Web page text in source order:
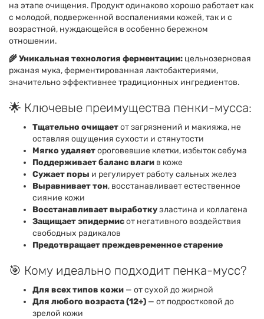
на этапе очищения. Продукт одинаково хорошо работает как
с молодой, подверженной воспалениями кожей, так и с
возрастной, нуждающейся в особенно бережном
отношении.
🌾 Уникальная технология ферментации: цельнозерновая
ржаная мука, ферментированная лактобактериями,
значительно эффективнее традиционных ингредиентов.
🌟 Ключевые преимущества пенки-мусса:
Тщательно очищаетот загрязнений и макияжа, не
оставляя ощущения сухости и стянутости
Мягко удаляетороговевшие клетки, избыток себума
Поддерживает баланс влаги в коже
Сужает поры и регулирует работу сальных желез
Выравнивает тон, восстанавливает естественное
сияние кожи
Восстанавливает выработкуэластина и коллагена
Защищает эпидермисот негативного воздействия
свободных радикалов
Предотвращает преждевременное старение
🎯 Кому идеально подходит пенка-мусс?
Для всех типов кожи — от сухой до жирной
Для любого возраста (12+) — от подростковой до
зрелой кожи